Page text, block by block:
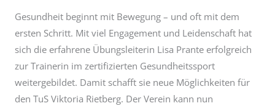
Gesundheit beginnt mit Bewegung – und oft mit dem
ersten Schritt. Mit viel Engagement und Leidenschaft hat
sich die erfahrene Übungsleiterin Lisa Prante erfolgreich
zur Trainerin im zertifizierten Gesundheitssport
weitergebildet. Damit schafft sie neue Möglichkeiten für
den TuS Viktoria Rietberg. Der Verein kann nun